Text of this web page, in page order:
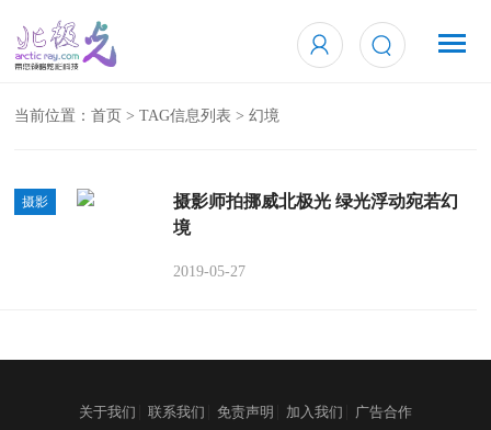
当前位置：首页 > TAG信息列表 > 幻境
摄影
摄影师拍挪威北极光 绿光浮动宛若幻
境
2019-05-27
关于我们 联系我们 免责声明 加入我们 广告合作